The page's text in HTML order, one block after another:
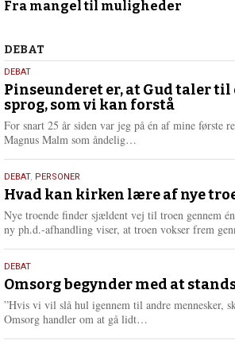
maj
Fra mangel til muligheder
Debat
DEBAT
5.
august
2026
DEBAT
Pinseunderet er, at Gud taler
sprog, som vi kan forstå
For snart 25 år siden var jeg på én af mine første
Magnus Malm som åndelig…
e
r
e
25.
juli
2026
DEBAT, PERSONER
Hvad kan kirken lære af nye
Nye troende finder sjældent vej til troen gennem
ny ph.d.-afhandling viser, at troen vokser frem
9.
juli
2026
DEBAT
Omsorg begynder med at
”Hvis vi vil slå hul igennem til andre mennesker,
Omsorg handler om at gå lidt…